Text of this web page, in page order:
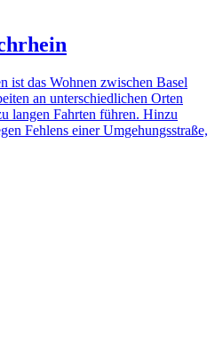
ist das Wohnen zwischen Basel
an unterschiedlichen Orten
langen Fahrten führen. Hinzu
Fehlens einer Umgehungsstraße,